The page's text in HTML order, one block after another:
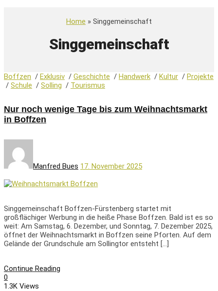
Home » Singgemeinschaft
Singgemeinschaft
Boffzen / Exklusiv / Geschichte / Handwerk / Kultur / Projekte
/ Schule / Solling / Tourismus
Nur noch wenige Tage bis zum Weihnachtsmarkt
in Boffzen
Manfred Bues 17. November 2025
Singgemeinschaft Boffzen-Fürstenberg startet mit
großflächiger Werbung in die heiße Phase Boffzen. Bald ist es so
weit: Am Samstag, 6. Dezember, und Sonntag, 7. Dezember 2025,
öffnet der Weihnachtsmarkt in Boffzen seine Pforten. Auf dem
Gelände der Grundschule am Sollingtor entsteht […]
Continue Reading
0
1.3K Views